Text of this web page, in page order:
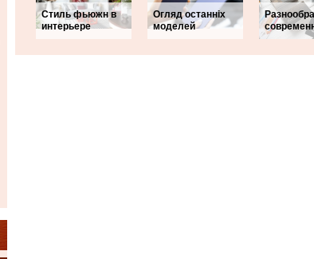
Стиль фьюжн в
интерьере
Огляд останніх
моделей